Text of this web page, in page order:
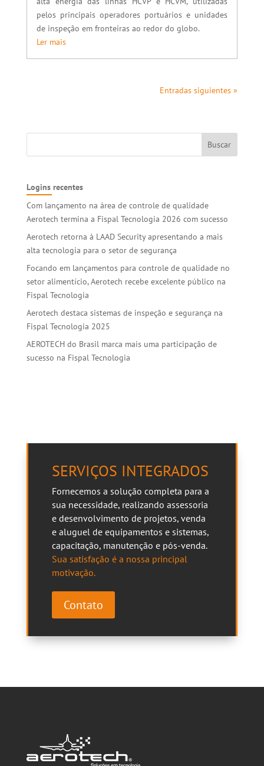
pelos principais operadores portuários e unidades
de inspeção em fronteiras ao redor do globo.
Ler mais
Entradas siguientes »
Logins recentes
Com lançamento na área de controle de qualidade
Aerotech termina a Fispal Tecnologia 2026 com sucesso
Aerotech retorna à LAAD Security apresentando a mais
alta tecnologia para o setor de segurança
Focando em lançamentos para controle de qualidade no
setor alimentício, Aerotech recebe excelente público na
Fispal Tecnologia
Aerotech destaca sistemas de inspeção e segurança na
Fispal Tecnologia 2025
AEROTECH do Brasil marca mais uma participação de
sucesso na Fispal Tecnologia
SERVIÇOS INTEGRADOS
Fornecemos a solução completa para a
sua necessidade, realizando assessoria
e desenvolvimento de projetos, venda
e aluguel de equipamentos e sistemas,
capacitação, manutenção e pós-venda.
Sua satisfação é a nossa principal
motivação.
Contato